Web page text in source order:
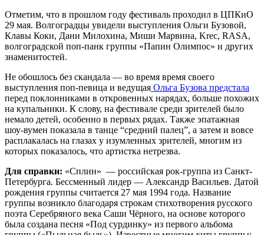
Отметим, что в прошлом году фестиваль проходил в ЦПКиО
29 мая. Волгоградцы увидели выступления Ольги Бузовой,
Клавы Коки, Дани Милохина, Миши Марвина, Krec, RASA,
волгоградской поп-панк группы «Папин Олимпос» и других
знаменитостей.
Не обошлось без скандала — во время время своего
выступления поп-певица и ведущая Ольга Бузова предстала
перед поклонниками в откровенных нарядах, больше похожих
на купальники. К слову, на фестивале среди зрителей было
немало детей, особенно в первых рядах. Также эпатажная
шоу-вумен показала в танце “средний палец”, а затем и вовсе
расплакалась на глазах у изумленных зрителей, многим из
которых показалось, что артистка нетрезва.
Для справки: «Сплин» — российская рок-группа из Санкт-
Петербурга. Бессменный лидер — Александр Васильев. Датой
рождения группы считается 27 мая 1994 года. Название
группы возникло благодаря строкам стихотворения русского
поэта Серебряного века Саши Чёрного, на основе которого
была создана песня «Под сурдинку» из первого альбома